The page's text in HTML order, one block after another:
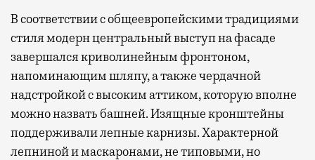
В соответствии с общеевропейскими традициями
стиля модерн центральный выступ на фасаде
завершался криволинейным фронтоном,
напоминающим шляпу, а также чердачной
надстройкой с высоким аттиком, которую вполне
можно назвать башней. Изящные кронштейны
поддерживали лепные карнизы. Характерной
лепниной и маскаронами, не типовыми, но